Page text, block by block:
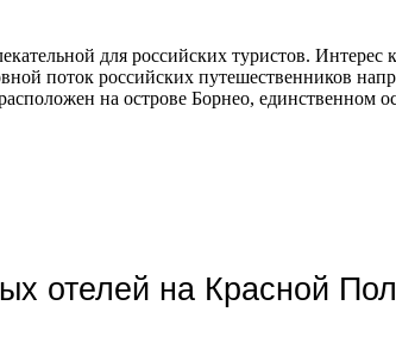
для российских туристов.
поток российских путешественников
на острове Борнео, единственном
отелей на Красной